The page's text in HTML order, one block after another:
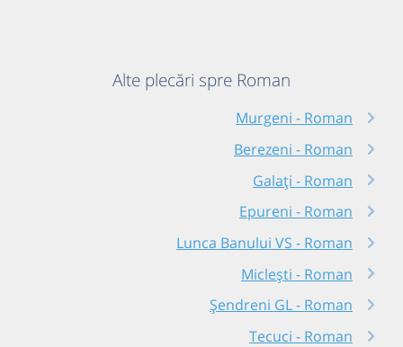
Alte plecări spre Roman
Murgeni - Roman
Berezeni - Roman
Galați - Roman
Epureni - Roman
Lunca Banului VS - Roman
Miclești - Roman
Șendreni GL - Roman
Tecuci - Roman